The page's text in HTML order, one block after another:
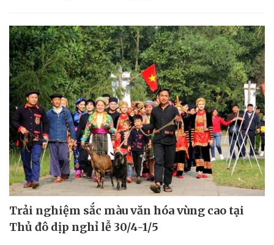
Trải nghiệm sắc màu văn hóa vùng cao tại
Thủ đô dịp nghỉ lễ 30/4-1/5